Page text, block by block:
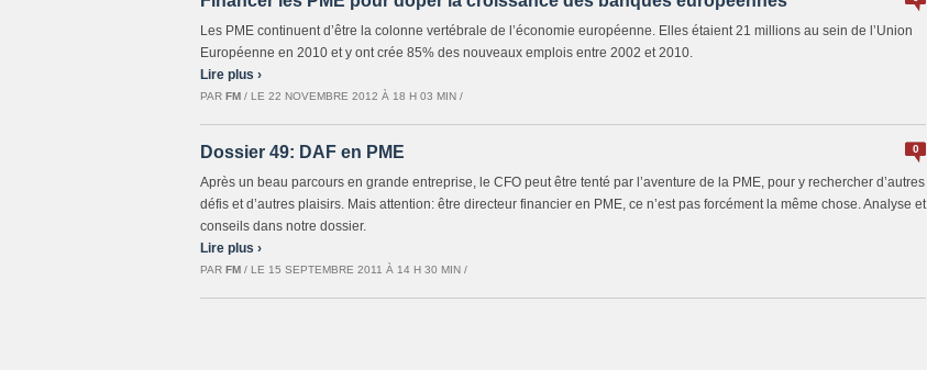
Les PME continuent d’être la colonne vertébrale de l’économie européenne. Elles étaient 21 millions au sein de l’Union
Européenne en 2010 et y ont crée 85% des nouveaux emplois entre 2002 et 2010.
Lire plus ›
PAR FM / LE 22 NOVEMBRE 2012 À 18 H 03 MIN /
0
Dossier 49: DAF en PME
Après un beau parcours en grande entreprise, le CFO peut être tenté par l’aventure de la PME, pour y rechercher d’autres
défis et d’autres plaisirs. Mais attention: être directeur financier en PME, ce n’est pas forcément la même chose. Analyse et
conseils dans notre dossier.
Lire plus ›
PAR FM / LE 15 SEPTEMBRE 2011 À 14 H 30 MIN /